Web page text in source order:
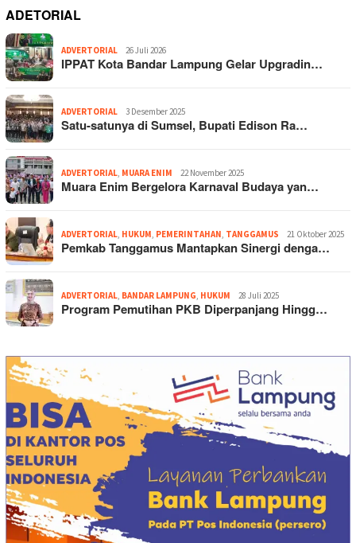
ADETORIAL
ADVERTORIAL 26 Juli 2026
IPPAT Kota Bandar Lampung Gelar Upgradin…
ADVERTORIAL 3 Desember 2025
Satu-satunya di Sumsel, Bupati Edison Ra…
ADVERTORIAL MUARA ENIM 22 November 2025
Muara Enim Bergelora Karnaval Budaya yan…
ADVERTORIAL HUKUM PEMERINTAHAN TANGGAMUS 21 Oktober 2025
Pemkab Tanggamus Mantapkan Sinergi denga…
ADVERTORIAL BANDAR LAMPUNG HUKUM 28 Juli 2025
Program Pemutihan PKB Diperpanjang Hingg…